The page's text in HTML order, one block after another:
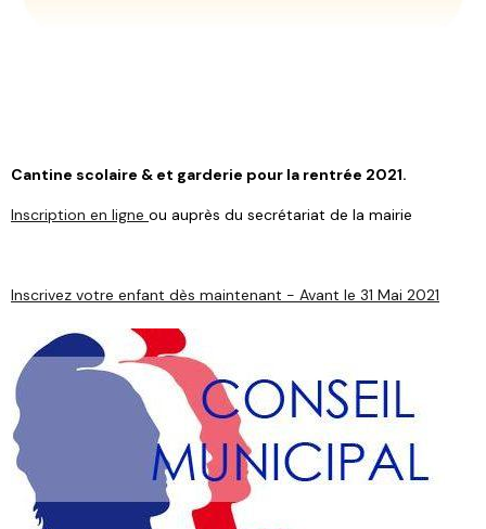
Cantine scolaire & et garderie pour la rentrée 2021.
Inscription en ligne ou auprès du secrétariat de la mairie
Inscrivez votre enfant dès maintenant - Avant le 31 Mai 2021